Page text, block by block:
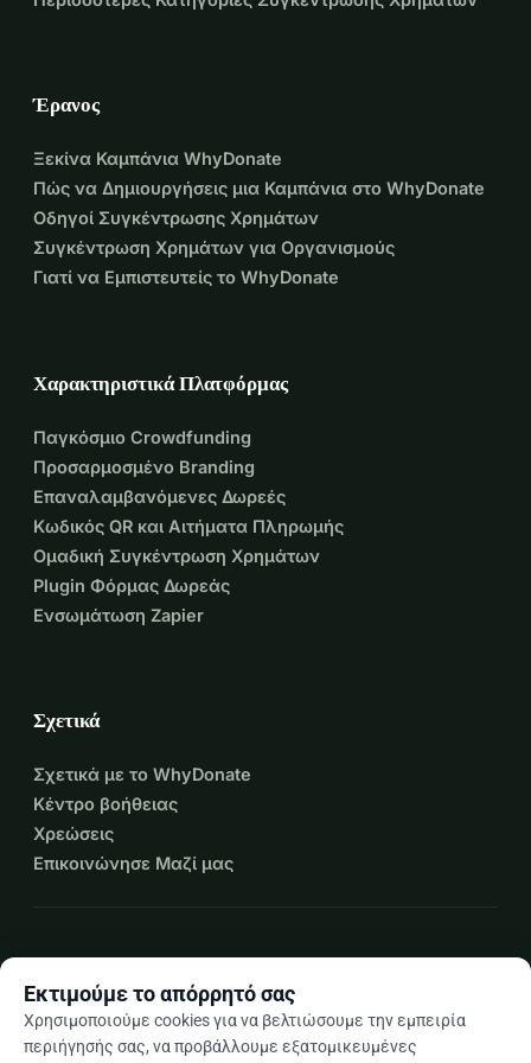
Έρανος
Ξεκίνα Καμπάνια WhyDonate
Πώς να Δημιουργήσεις μια Καμπάνια στο WhyDonate
Οδηγοί Συγκέντρωσης Χρημάτων
Συγκέντρωση Χρημάτων για Οργανισμούς
Γιατί να Εμπιστευτείς το WhyDonate
Χαρακτηριστικά Πλατφόρμας
Παγκόσμιο Crowdfunding
Προσαρμοσμένο Branding
Επαναλαμβανόμενες Δωρεές
Κωδικός QR και Αιτήματα Πληρωμής
Ομαδική Συγκέντρωση Χρημάτων
Plugin Φόρμας Δωρεάς
Ενσωμάτωση Zapier
Σχετικά
Σχετικά με το WhyDonate
Κέντρο βοήθειας
Χρεώσεις
Επικοινώνησε Μαζί μας
Εκτιμούμε το απόρρητό σας
Χρησιμοποιούμε cookies για να βελτιώσουμε την εμπειρία
περιήγησής σας, να προβάλλουμε εξατομικευμένες